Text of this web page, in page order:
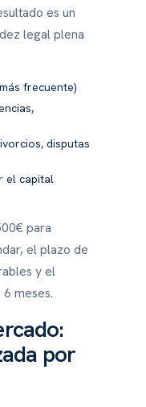
es un
legal plena
frecuente)
disputas
el capital
para
el plazo de
y el
meses.
por